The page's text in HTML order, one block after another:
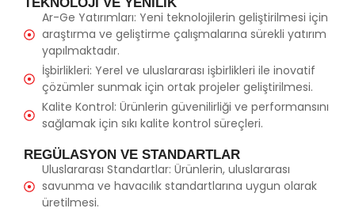
Ar-Ge Yatırımları: Yeni teknolojilerin geliştirilmesi için
araştırma ve geliştirme çalışmalarına sürekli yatırım
yapılmaktadır.
İşbirlikleri: Yerel ve uluslararası işbirlikleri ile inovatif
çözümler sunmak için ortak projeler geliştirilmesi.
Kalite Kontrol: Ürünlerin güvenilirliği ve performansını
sağlamak için sıkı kalite kontrol süreçleri.
REGÜLASYON VE STANDARTLAR
Uluslararası Standartlar: Ürünlerin, uluslararası
savunma ve havacılık standartlarına uygun olarak
üretilmesi.